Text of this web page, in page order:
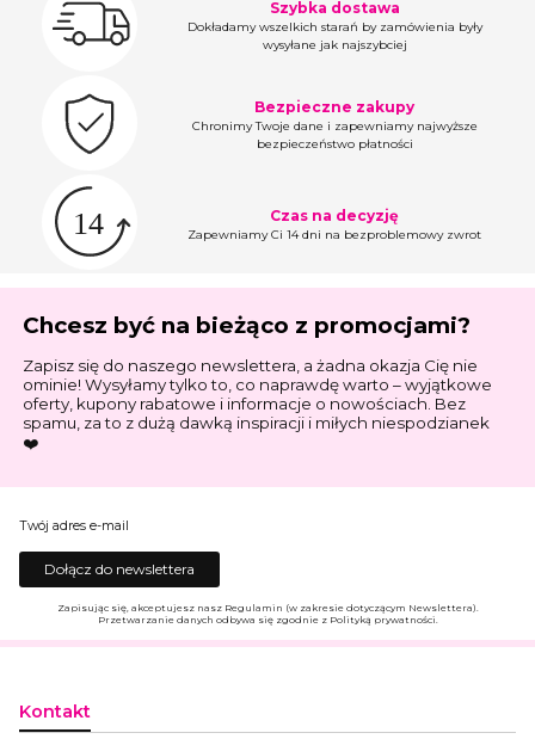
Szybka dostawa
Dokładamy wszelkich starań by zamówienia były
wysyłane jak najszybciej
Bezpieczne zakupy
Chronimy Twoje dane i zapewniamy najwyższe
bezpieczeństwo płatności
Czas na decyzję
Zapewniamy Ci 14 dni na bezproblemowy zwrot
Chcesz być na bieżąco z promocjami?
Zapisz się do naszego newslettera, a żadna okazja Cię nie
ominie! Wysyłamy tylko to, co naprawdę warto – wyjątkowe
oferty, kupony rabatowe i informacje o nowościach. Bez
spamu, za to z dużą dawką inspiracji i miłych niespodzianek
❤️
Twój adres e-mail
Dołącz do newslettera
Zapisując się, akceptujesz nasz Regulamin (w zakresie dotyczącym Newslettera).
Przetwarzanie danych odbywa się zgodnie z Polityką prywatności.
Kontakt